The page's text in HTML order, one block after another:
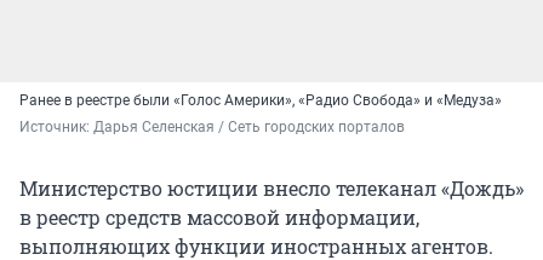
Ранее в реестре были «Голос Америки», «Радио Свобода» и «Медуза»
Источник: Дарья Селенская / Сеть городских порталов
Министерство юстиции внесло телеканал «Дождь»
в реестр средств массовой информации,
выполняющих функции иностранных агентов.